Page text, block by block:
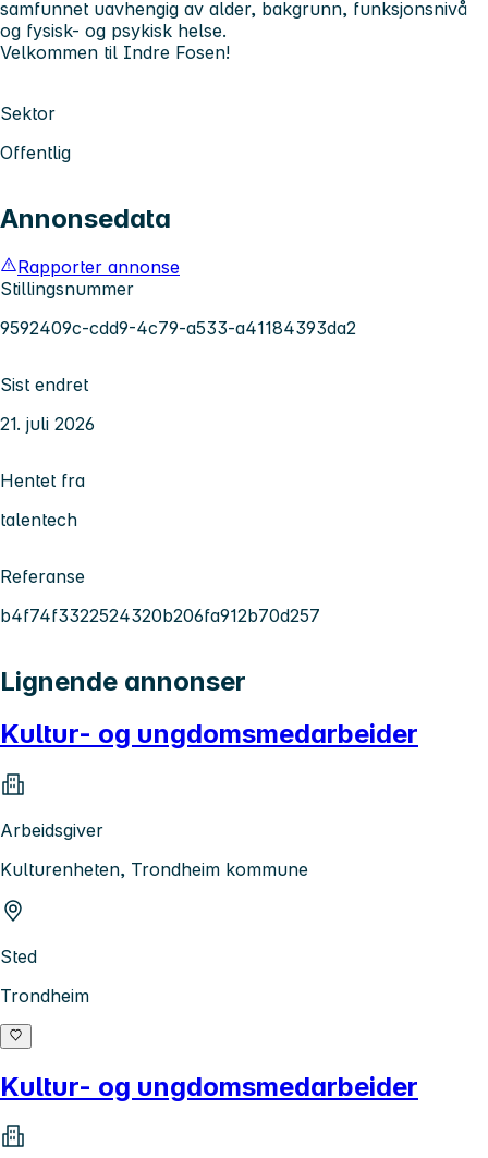
samfunnet uavhengig av alder, bakgrunn, funksjonsnivå
og fysisk- og psykisk helse.
Velkommen til Indre Fosen!
Sektor
Offentlig
Annonsedata
Rapporter annonse
Stillingsnummer
9592409c-cdd9-4c79-a533-a41184393da2
Sist endret
21. juli 2026
Hentet fra
talentech
Referanse
b4f74f3322524320b206fa912b70d257
Lignende annonser
Kultur- og ungdomsmedarbeider
Arbeidsgiver
Kulturenheten, Trondheim kommune
Sted
Trondheim
Kultur- og ungdomsmedarbeider